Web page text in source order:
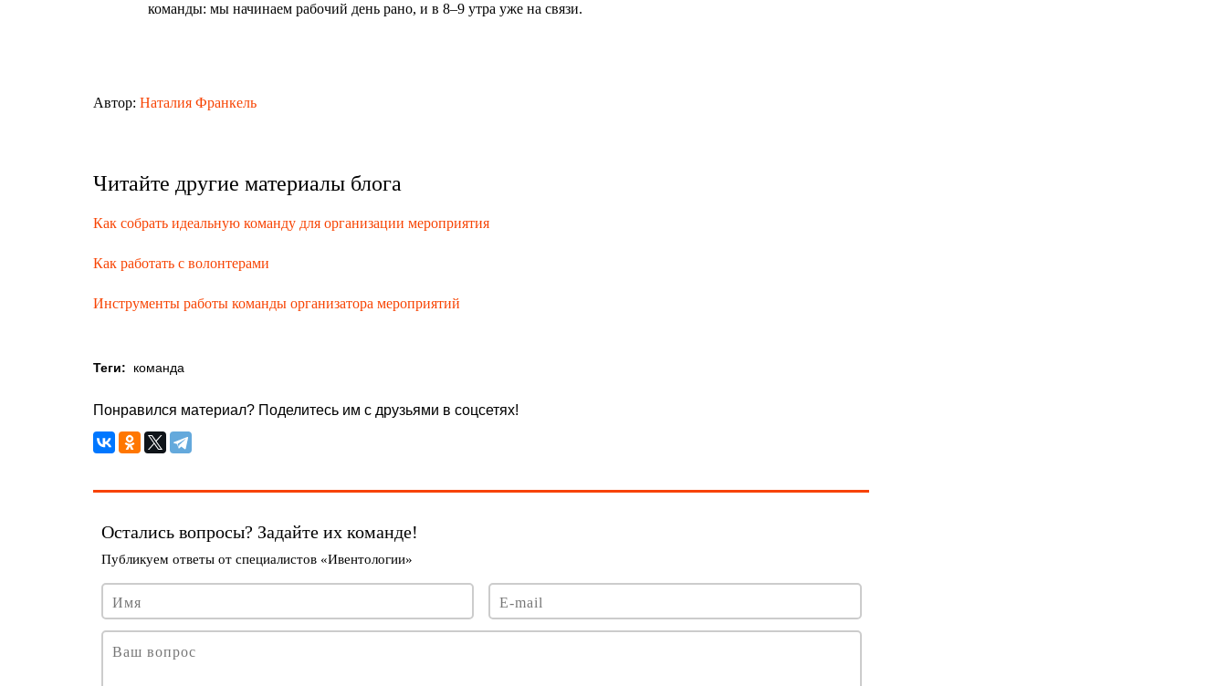
команды: мы начинаем рабочий день рано, и в 8–9 утра уже на связи.
Автор: Наталия Франкель
Читайте другие материалы блога
Как собрать идеальную команду для организации мероприятия
Как работать с волонтерами
Инструменты работы команды организатора мероприятий
Теги: команда
Понравился материал? Поделитесь им с друзьями в соцсетях!